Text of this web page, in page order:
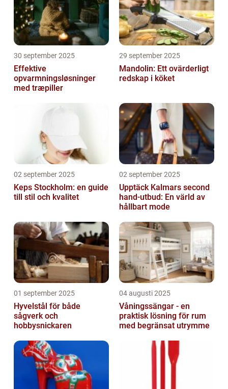
30 september 2025
Effektive
opvarmningsløsninger
med træpiller
29 september 2025
Mandolin: Ett ovärderligt
redskap i köket
02 september 2025
Keps Stockholm: en guide
till stil och kvalitet
02 september 2025
Upptäck Kalmars second
hand-utbud: En värld av
hållbart mode
01 september 2025
Hyvelstål för både
sågverk och
hobbysnickaren
04 augusti 2025
Våningssängar - en
praktisk lösning för rum
med begränsat utrymme